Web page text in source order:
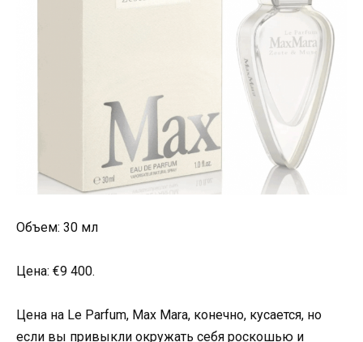
Объем: 30 мл
Цена: €9 400.
Цена на Le Parfum, Max Mara, конечно, кусается, но
если вы привыкли окружать себя роскошью и